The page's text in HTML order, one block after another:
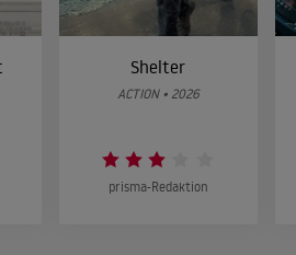
Shelter
ACTION • 2026
prisma-Redaktion